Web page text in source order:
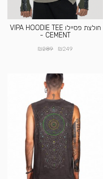
חולצת פסיילו VIPA HOODIE TEE
- CEMENT
₪249
₪289